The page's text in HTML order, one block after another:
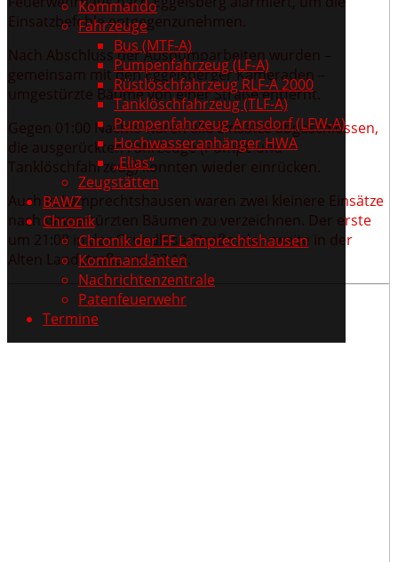
Kommando
Fahrzeuge
Bus (MTF-A)
Pumpenfahrzeug (LF-A)
Rüstlöschfahrzeug RLF-A 2000
Tanklöschfahrzeug (TLF-A)
Pumpenfahrzeug Arnsdorf (LFW-A)
Hochwasseranhänger HWA
„Elias“
Zeugstätten
BAWZ
Chronik
Chronik der FF Lamprechtshausen
Kommandanten
Nachrichtenzentrale
Patenfeuerwehr
Termine
Einsatzbefehle entgegenzunehmen.
Nach Abschluss der Auspumparbeiten wurden –
gemeinsam mit den Eggelsberger Kameraden –
umgestürzte Bäume von einer Straße entfernt.
Gegen 01:00 Nachts waren alle Einsätze abgeschlossen,
die ausgerückten Fahrzeuge (Pumpe und
Tanklöschfahrzeug) konnten wieder einrücken.
Auch in Lamprechtshausen waren zwei kleinere Einsätze
nach umgestürzten Bäumen zu verzeichnen. Der erste
um 21:08 in der Grundlose Straße, der zweite in der
Alten Landstraße um 23:13.